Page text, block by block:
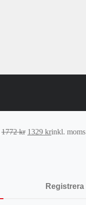
1772kr Det
1329 krDet
inkl. moms
Registrera